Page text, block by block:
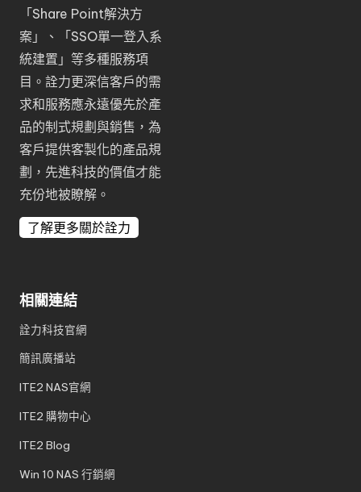
「Share Point解決方
案 」、「SSO單一登入系
統建置 」等多種服務項
目。詮力更深信客戶的需
求和服務應永遠優先於產
品的制式規劃與銷售，為
客戶提供客製化的產品規
劃，先進科技的價值才能
充份地被瞭解。
了解更多關於詮力
相關連結
詮力科技官網
簡訊廣播站
ITE2 NAS官網
ITE2 購物中心
ITE2 Blog
Win 10 NAS 行銷網